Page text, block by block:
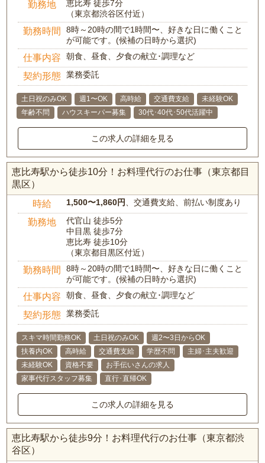
勤務地
恵比寿 徒歩7分
（東京都渋谷区付近）
勤務時間
8時～20時の間で1時間〜、好きな日に働くこと
が可能です。(候補の日時から選択)
仕事内容 朝食、昼食、夕食の献立･調理など
契約形態 業務委託
土日祝のみOK 週1〜OK 高時給 交通費支給
未経験OK
年齢不問
ハウスキーパー募集 30代･40代･50代活躍中
この求人の詳細を見る
恵比寿駅から徒歩10分！お料理代行のお仕事（東京都目
黒区）
時給 1,500〜1,860円、交通費支給、前払い制度あり
勤務地
代官山 徒歩5分
中目黒 徒歩7分
恵比寿 徒歩10分
（東京都目黒区付近）
勤務時間
8時～20時の間で1時間〜、好きな日に働くこと
が可能です。(候補の日時から選択)
仕事内容 朝食、昼食、夕食の献立･調理など
契約形態 業務委託
スキマ時間勤務OK 土日祝のみOK
週2〜3日からOK
扶養内OK
高時給 交通費支給 学歴不問
主婦･主夫歓迎
未経験OK
資格不要
お手伝いさんの求人
家事代行スタッフ募集
直行･直帰OK
この求人の詳細を見る
恵比寿駅から徒歩9分！お料理代行のお仕事（東京都渋
谷区）